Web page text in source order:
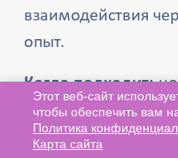
взаимодействия
опыт.
Когда подходит:
интеграция
доверия.
Этот веб-сайт
чтобы обеспечить вам
Политика
Карта сайта